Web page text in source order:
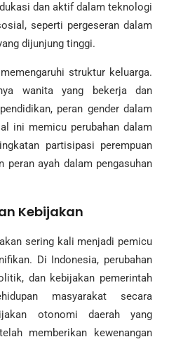
dan aktif dalam teknologi
seperti pergeseran dalam
dijunjung tinggi.
struktur keluarga.
wanita yang bekerja dan
peran gender dalam
ini memicu perubahan dalam
partisipasi perempuan
peran ayah dalam pengasuhan
Kebijakan
sering kali menjadi pemicu
Di Indonesia, perubahan
dan kebijakan pemerintah
masyarakat secara
otonomi daerah yang
memberikan kewenangan